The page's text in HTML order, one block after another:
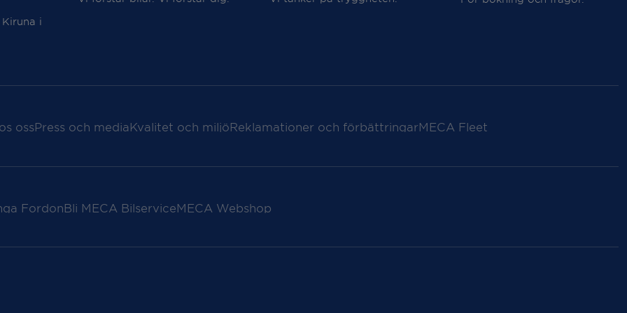
i
ossPress och mediaKvalitet och miljöReklamationer och förbättringarMECA Fleet
FordonBli MECA BilserviceMECA Webshop